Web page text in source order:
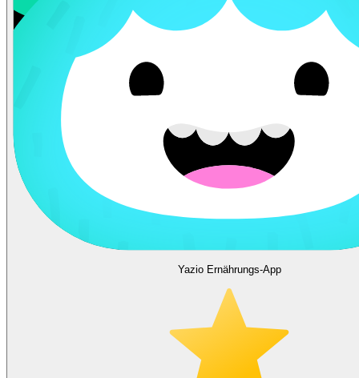
Yazio Ernährungs-App